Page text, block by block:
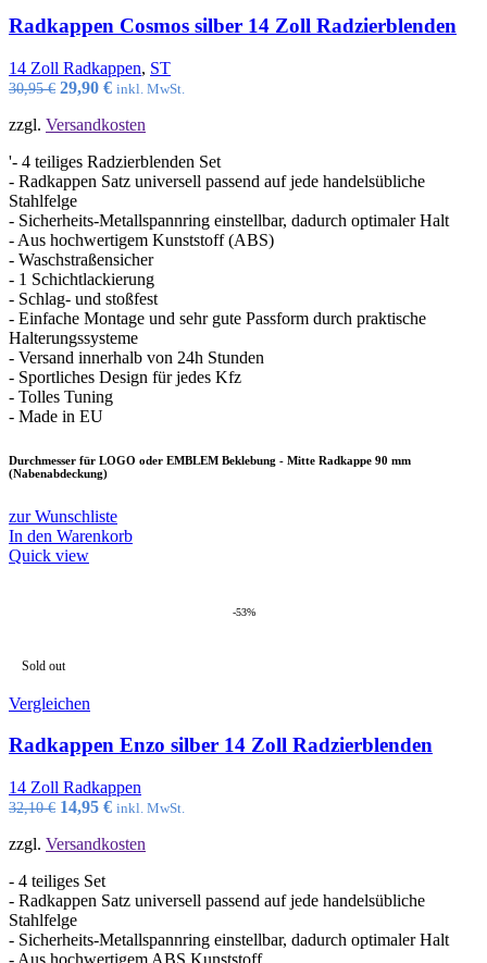
Radkappen Cosmos silber 14 Zoll Radzierblenden
14 Zoll Radkappen, ST
30,95€ Ursprünglicher
war:
29,90 €Aktueller
ist:
inkl. MwSt.
zzgl. Versandkosten
'- 4 teiliges Radzierblenden Set
- Radkappen Satz universell passend auf jede handelsübliche
Stahlfelge
- Sicherheits-Metallspannring einstellbar, dadurch optimaler Halt
- Aus hochwertigem Kunststoff (ABS)
- Waschstraßensicher
- 1 Schichtlackierung
- Schlag- und stoßfest
- Einfache Montage und sehr gute Passform durch praktische
Halterungssysteme
- Versand innerhalb von 24h Stunden
- Sportliches Design für jedes Kfz
- Tolles Tuning
- Made in EU
Durchmesser für LOGO oder EMBLEM Beklebung - Mitte Radkappe 90 mm
(Nabenabdeckung)
zur Wunschliste
In den Warenkorb
Quick view
-53%
Sold out
Vergleichen
Radkappen Enzo silber 14 Zoll Radzierblenden
14 Zoll Radkappen
32,10€ Ursprünglicher
war:
14,95 €Aktueller
ist:
inkl. MwSt.
zzgl. Versandkosten
- 4 teiliges Set
- Radkappen Satz universell passend auf jede handelsübliche
Stahlfelge
- Sicherheits-Metallspannring einstellbar, dadurch optimaler Halt
- Aus hochwertigem ABS Kunststoff